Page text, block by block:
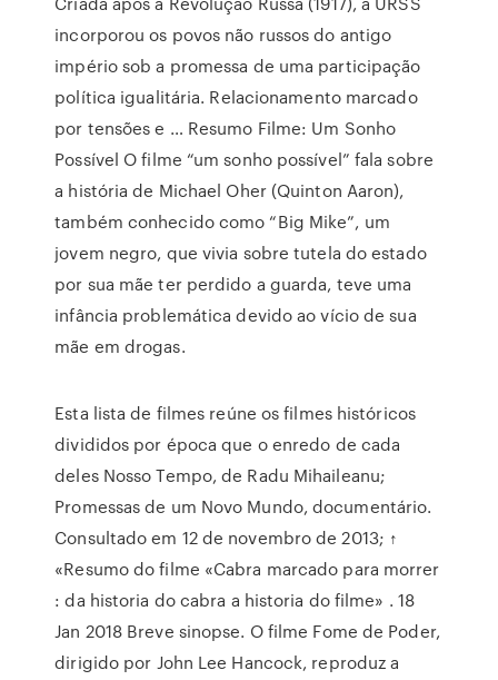
incorporou os povos não russos do antigo
império sob a promessa de uma participação
política igualitária. Relacionamento marcado
por tensões e … Resumo Filme: Um Sonho
Possível O filme “um sonho possível” fala sobre
a história de Michael Oher (Quinton Aaron),
também conhecido como “Big Mike”, um
jovem negro, que vivia sobre tutela do estado
por sua mãe ter perdido a guarda, teve uma
infância problemática devido ao vício de sua
mãe em drogas.
Esta lista de filmes reúne os filmes históricos
divididos por época que o enredo de cada
deles Nosso Tempo, de Radu Mihaileanu;
Promessas de um Novo Mundo, documentário.
Consultado em 12 de novembro de 2013; ↑
«Resumo do filme «Cabra marcado para morrer
: da historia do cabra a historia do filme» . 18
Jan 2018 Breve sinopse. O filme Fome de Poder,
dirigido por John Lee Hancock, reproduz a